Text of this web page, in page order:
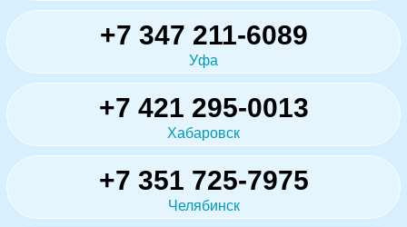
+7 347 211-6089
Уфа
+7 421 295-0013
Хабаровск
+7 351 725-7975
Челябинск